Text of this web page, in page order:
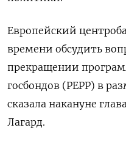
Европейский
времени обсудить
прекращении
госбондов (PEPP) в
сказала накануне
Лагард.